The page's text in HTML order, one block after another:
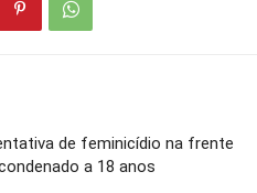
de feminicídio na frente
a 18 anos